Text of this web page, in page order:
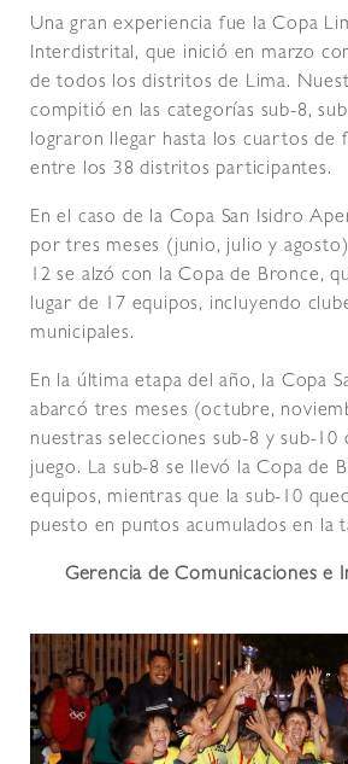
Una gran experiencia fue la Copa
Interdistrital, que inició en marzo
de todos los distritos de Lima.
compitió en las categorías sub-8,
lograron llegar hasta los cuartos de
entre los 38 distritos participantes.
En el caso de la Copa San Isidro
por tres meses (junio, julio y
12 se alzó con la Copa de Bronce,
lugar de 17 equipos, incluyendo
municipales.
En la última etapa del año, la Copa
abarcó tres meses (octubre,
nuestras selecciones sub-8 y sub-10
juego. La sub-8 se llevó la Copa de
equipos, mientras que la sub-10
puesto en puntos acumulados en la
Gerencia de Comunicaciones e